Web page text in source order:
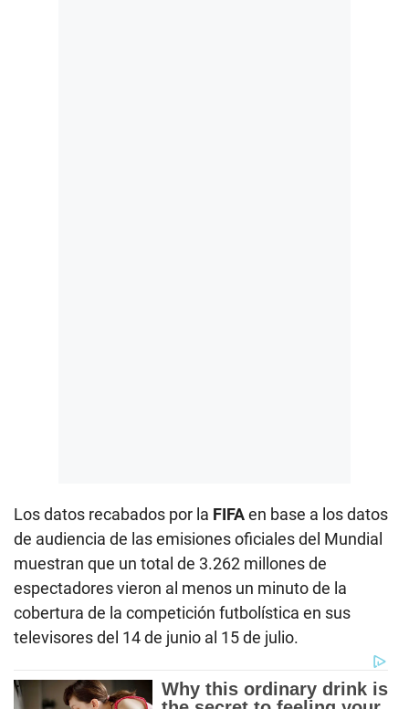
Los datos recabados por la FIFAen base a los datos
de audiencia de las emisiones oficiales del Mundial
muestran que un total de 3.262 millones de
espectadores vieron al menos un minuto de la
cobertura de la competición futbolística en sus
televisores del 14 de junio al 15 de julio.